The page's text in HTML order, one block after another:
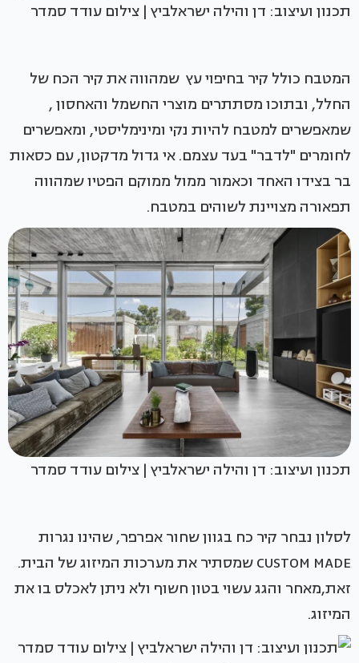
תכנון ועיצוב: דן והילה ישראלביץ | צילום עודד סמדר
המטבח כולל קיר בחיפוי עץ שמהווה את קיר הכח של
החלל, ובתוכו מסתתרים מוצרי החשמל והאחסון ,
שמאפשרים למטבח להיות נקי ומינימליסטי, ומאפשרים
לחומרים "לדבר" בעד עצמם. אי גדול מדקטון, עם כסאות
בר בצידו האחד וכאמור ממול ממוקם הפטיו שמהווה
תפאורה מצויינת לשוהים במטבח.
תכנון ועיצוב: דן והילה ישראלביץ | צילום עודד סמדר
לסלון נבחר קיר כח בגוון שחור אפרפר, שהינו נגרות
CUSTOM MADE שמסתיר את מערכות המיזוג של הבית.
זאת,מאחר והגג עשוי בטון חשוף ולא ניתן לאכלס בו את
המיזוג.